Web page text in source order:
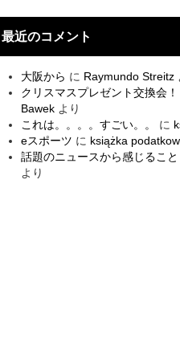
最近のコメント
大阪から に Raymundo Streitz
クリスマスプレゼント交換会！
Bawek より
これは。。。。すごい。。
に
eスポーツ に książka
話題のニュースから感じること
より